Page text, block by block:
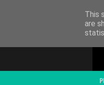
This
are